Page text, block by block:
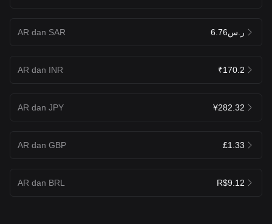
AR dan SAR ر.س6.76
AR dan INR ₹170.2
AR dan JPY ¥282.32
AR dan GBP £1.33
AR dan BRL R$9.12